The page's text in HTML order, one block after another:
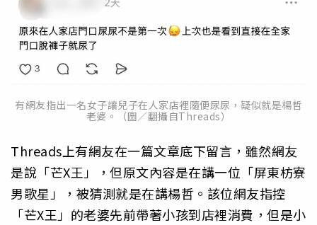
有網友指出一名女子讓兒子在人家店裡隨便尿尿，疑似就是楊哲
老婆。（圖／翻攝自Threads）
Threads上有網友在一篇文章底下留言，雖然網友
是說「芒X王」，但原文內容是在講一位「屏東枋寮
男歌星」，被猜測就是在講楊哲。該位網友指控
「芒X王」的老婆先前帶著小孩到店裡消費，但是小